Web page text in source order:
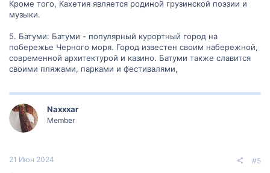
Кроме того, Кахетия является родиной грузинской поэзии и
музыки.
5. Батуми: Батуми - популярный курортный город на
побережье Черного моря. Город известен своим набережной,
современной архитектурой и казино. Батуми также славится
своими пляжами, парками и фестивалями,
Naxxxar
Member
21 Июн 2024 #5